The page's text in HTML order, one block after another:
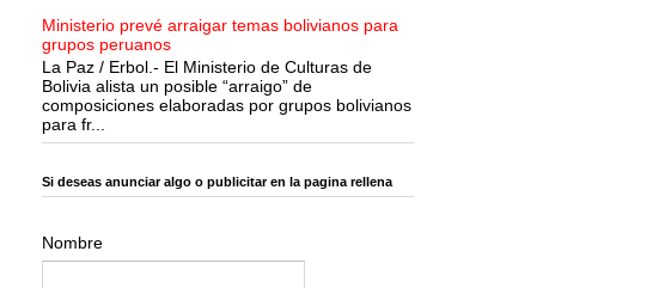
Ministerio prevé arraigar temas bolivianos para
grupos peruanos
La Paz / Erbol.- El Ministerio de Culturas de
Bolivia alista un posible “arraigo” de
composiciones elaboradas por grupos bolivianos
para fr...
Si deseas anunciar algo o publicitar en la pagina rellena
Nombre